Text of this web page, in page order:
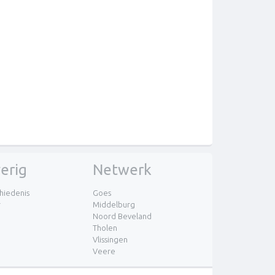
Netwerk
Goes
Middelburg
Noord Beveland
Tholen
Vlissingen
Veere